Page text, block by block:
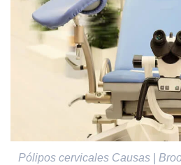
Pólipos cervicales Causas |